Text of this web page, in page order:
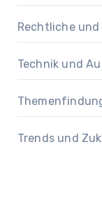
Rechtliche
Technik und
Trends und